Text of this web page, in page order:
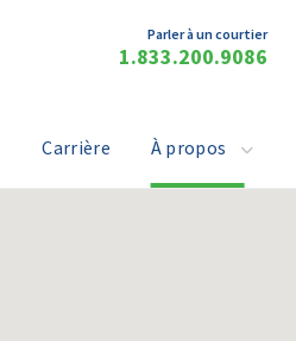
Carrière À propos
Parler à un courtier
1.833.200.9086